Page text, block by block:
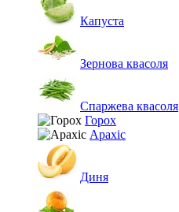
Капуста
Зернова квасоля
Спаржева квасоля
Горох
Арахіс
Диня